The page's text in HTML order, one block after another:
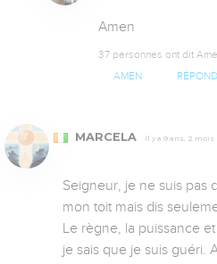
Amen
37 personnes ont dit
AMEN
MARCELA Il y a 9 ans, 2 mois
Seigneur, je ne suis pas
mon toit mais dis
Le règne, la puissance
je sais que je suis guéri.